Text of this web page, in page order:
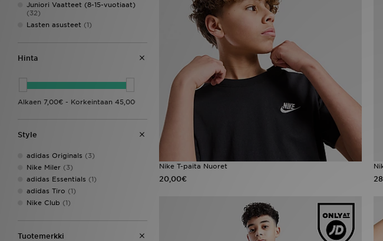
Juniori Vaatteet (8-15-vuotiaat)
(32)
Lasten asusteet (1)
Hinta
Style
adidas Originals (3)
Nike Miler (3)
adidas Essentials (1)
adidas Tiro (1)
Nike Club (1)
Tuotemerkki
Nike T-paita Nuoret
20,00€